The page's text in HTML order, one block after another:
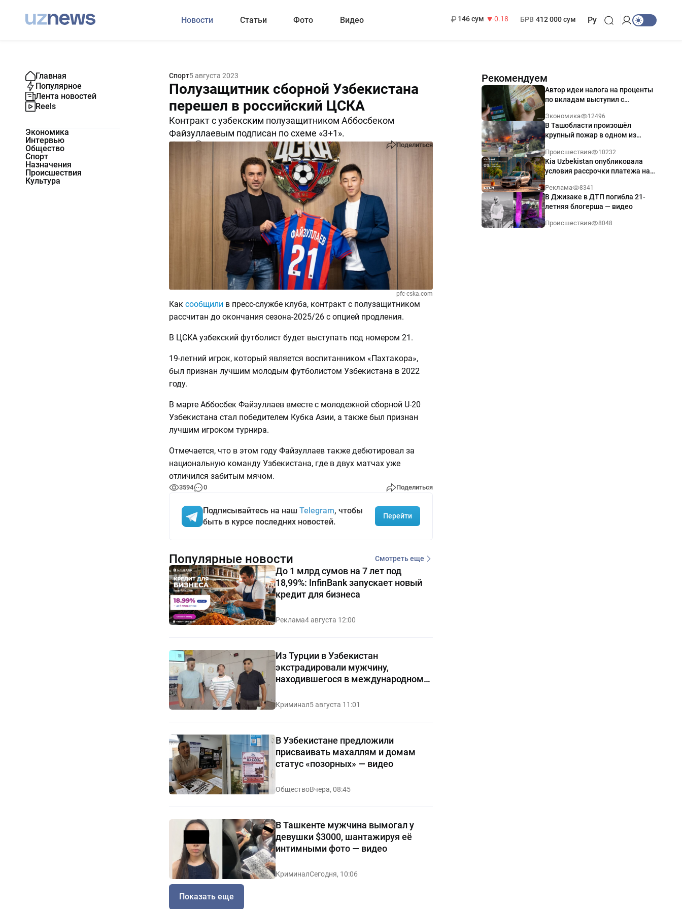
Новости Статьи Фото Видео
146 сум
-0.18
БРВ 412 000 сум Ру
Главная
Популярное
Лента новостей
Reels
Экономика
Интервью
Общество
Спорт
Назначения
Происшествия
Культура
Спорт5 августа 2023
Полузащитник сборной Узбекистана
перешел в российский ЦСКА
Контракт с узбекским полузащитником Аббосбеком
Файзуллаевым подписан по схеме «3+1».
Поделиться
pfc-cska.com
Как сообщили в пресс-службе клуба, контракт с полузащитником
рассчитан до окончания сезона-2025/26 с опцией продления.
В ЦСКА узбекский футболист будет выступать под номером 21.
19-летний игрок, который является воспитанником «Пахтакора»,
был признан лучшим молодым футболистом Узбекистана в 2022
году.
В марте Аббосбек Файзуллаев вместе с молодежной сборной U-20
Узбекистана стал победителем Кубка Азии, а также был признан
лучшим игроком турнира.
Отмечается, что в этом году Файзуллаев также дебютировал за
национальную команду Узбекистана, где в двух матчах уже
отличился забитым мячом.
3594 0 Поделиться
Подписывайтесь на наш Telegram, чтобы
быть в курсе последних новостей.
Перейти
Рекомендуем
Автор идеи налога на проценты
по вкладам выступил с
Экономика 12496
В Ташобласти произошёл
крупный пожар в одном из
Происшествия 10232
Kia Uzbekistan опубликовала
условия рассрочки платежа на
годовых
Реклама 8341
В Джизаке в ДТП погибла 21-
летняя блогерша — видео
Происшествия 8048
Популярные новости Смотреть еще
До 1 млрд сумов на 7 лет под
18,99%: InfinBank запускает новый
кредит для бизнеса
Реклама4 августа 12:00
Из Турции в Узбекистан
экстрадировали мужчину,
находившегося в международном
Криминал5 августа 11:01
В Узбекистане предложили
присваивать махаллям и домам
статус «позорных» — видео
ОбществоВчера, 08:45
В Ташкенте мужчина вымогал у
девушки $3000, шантажируя её
интимными фото — видео
КриминалСегодня, 10:06
Показать еще